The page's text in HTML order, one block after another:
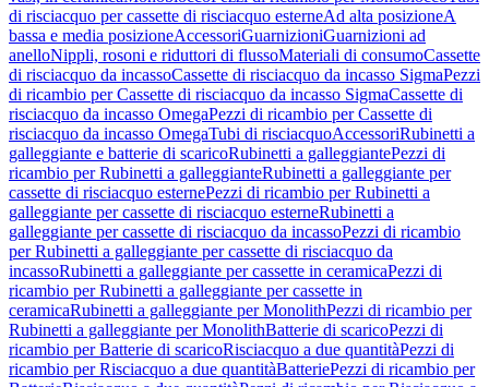
di risciacquo per cassette di risciacquo esterneAd alta posizioneA
bassa e media posizioneAccessoriGuarnizioniGuarnizioni ad
anelloNippli, rosoni e riduttori di flussoMateriali di consumoCassette
di risciacquo da incassoCassette di risciacquo da incasso SigmaPezzi
di ricambio per Cassette di risciacquo da incasso SigmaCassette di
risciacquo da incasso OmegaPezzi di ricambio per Cassette di
risciacquo da incasso OmegaTubi di risciacquoAccessoriRubinetti a
galleggiante e batterie di scaricoRubinetti a galleggiantePezzi di
ricambio per Rubinetti a galleggianteRubinetti a galleggiante per
cassette di risciacquo esternePezzi di ricambio per Rubinetti a
galleggiante per cassette di risciacquo esterneRubinetti a
galleggiante per cassette di risciacquo da incassoPezzi di ricambio
per Rubinetti a galleggiante per cassette di risciacquo da
incassoRubinetti a galleggiante per cassette in ceramicaPezzi di
ricambio per Rubinetti a galleggiante per cassette in
ceramicaRubinetti a galleggiante per MonolithPezzi di ricambio per
Rubinetti a galleggiante per MonolithBatterie di scaricoPezzi di
ricambio per Batterie di scaricoRisciacquo a due quantitàPezzi di
ricambio per Risciacquo a due quantitàBatteriePezzi di ricambio per